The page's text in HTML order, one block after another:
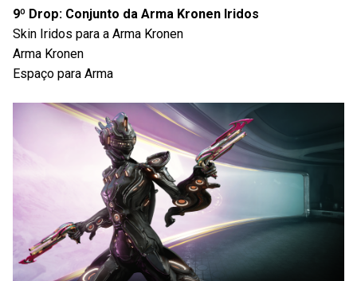
9º Drop: Conjunto da Arma Kronen Iridos
Skin Iridos para a Arma Kronen
Arma Kronen
Espaço para Arma